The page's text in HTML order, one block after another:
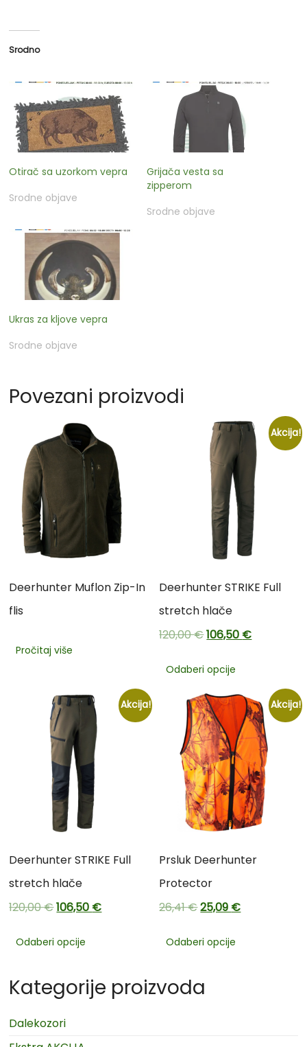
Srodno
Otirač sa uzorkom vepra
Srodne objave
Grijača vesta sa
zipperom
Srodne objave
Ukras za kljove vepra
Srodne objave
Povezani proizvodi
Deerhunter Muflon Zip-In
flis
Pročitaj više
Akcija!
Deerhunter STRIKE Full
stretch hlače
120,00€106,50 €
Odaberi opcije
Akcija!
Deerhunter STRIKE Full
stretch hlače
120,00€106,50 €
Odaberi opcije
Akcija!
Prsluk Deerhunter
Protector
26,41€25,09 €
Odaberi opcije
Kategorije proizvoda
Dalekozori